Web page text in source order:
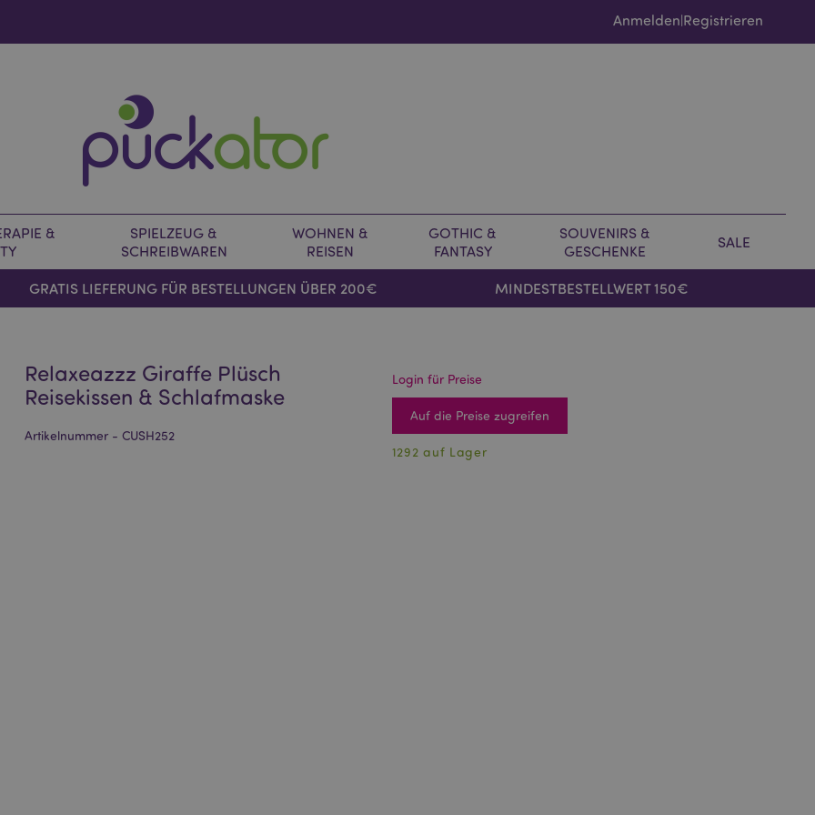
Anmelden|Registrieren
&
SPIELZEUG &
SCHREIBWAREN
WOHNEN &
REISEN
GOTHIC &
FANTASY
SOUVENIRS &
GESCHENKE
SALE
GRATIS LIEFERUNG FÜR BESTELLUNGEN ÜBER 200€ MINDESTBESTELLWERT 150€
Relaxeazzz Giraffe Plüsch
Reisekissen & Schlafmaske
Artikelnummer - CUSH252
Login für Preise
Auf die Preise zugreifen
1292 auf Lager